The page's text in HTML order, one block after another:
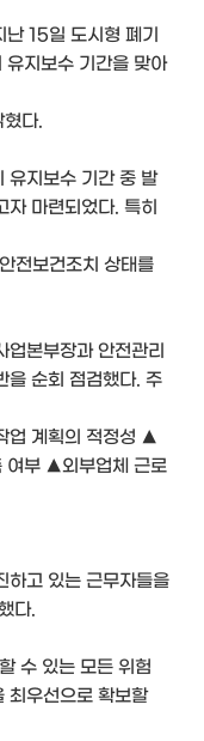
난 15일 도시형 폐기
지보수 기간을 맞아
다.
유지보수 기간 중 발
자 마련되었다. 특히
전보건조치 상태를
업본부장과 안전관리
을 순회 점검했다. 주
업 계획의 적정성 ▲
여부 ▲외부업체 근로
하고 있는 근무자들을
다.
수 있는 모든 위험
최우선으로 확보할